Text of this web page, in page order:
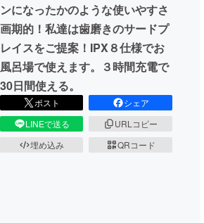
ンになったかのような使いやすさ
画期的！私達は歯磨きのサードプ
レイスをご提案！IPX８仕様でお
風呂場で使えます。３時間充電で
30日間使える。
ポスト
シェア
LINEで送る
URLコピー
埋め込み
QRコード